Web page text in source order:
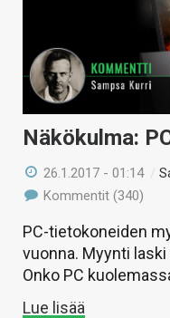
Näkökulma:
26.1.2017 - 01:14 /
Kommentit (340)
PC-tietokoneiden
vuonna. Myynti
Onko PC
Lue lisää